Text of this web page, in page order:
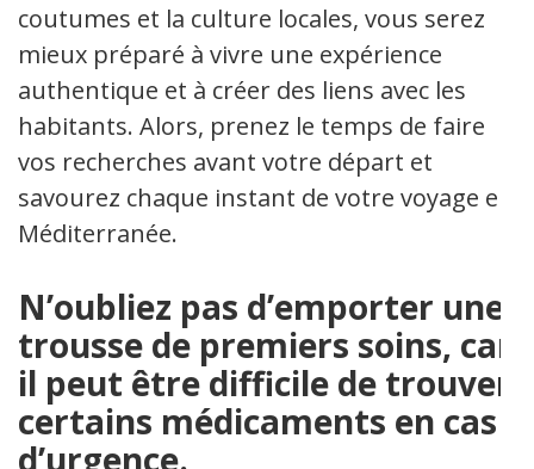
coutumes et la culture locales, vous serez
mieux préparé à vivre une expérience
authentique et à créer des liens avec les
habitants. Alors, prenez le temps de faire
vos recherches avant votre départ et
savourez chaque instant de votre voyage en
Méditerranée.
N’oubliez pas d’emporter une
trousse de premiers soins, car
il peut être difficile de trouver
certains médicaments en cas
d’urgence.